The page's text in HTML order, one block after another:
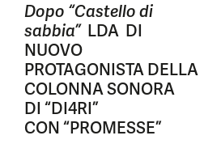
Dopo “Castello di
sabbia” LDA DI
NUOVO
PROTAGONISTA DELLA
COLONNA SONORA
DI “DI4RI”
CON “PROMESSE”